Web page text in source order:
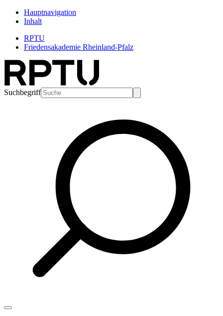
Hauptnavigation
Inhalt
RPTU
Friedensakademie Rheinland-Pfalz
Suchbegriff